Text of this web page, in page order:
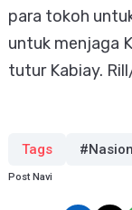
para tokoh
untuk menjaga
tutur Kabiay.
Tags
Post Navi